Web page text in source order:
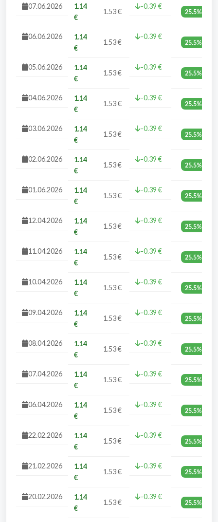
07.06.2026
1.14
€
1.53 €
-0.39 €
25.5%
06.06.2026
1.14
€
1.53 €
-0.39 €
25.5%
05.06.2026
1.14
€
1.53 €
-0.39 €
25.5%
04.06.2026
1.14
€
1.53 €
-0.39 €
25.5%
03.06.2026
1.14
€
1.53 €
-0.39 €
25.5%
02.06.2026
1.14
€
1.53 €
-0.39 €
25.5%
01.06.2026
1.14
€
1.53 €
-0.39 €
25.5%
12.04.2026
1.14
€
1.53 €
-0.39 €
25.5%
11.04.2026
1.14
€
1.53 €
-0.39 €
25.5%
10.04.2026
1.14
€
1.53 €
-0.39 €
25.5%
09.04.2026
1.14
€
1.53 €
-0.39 €
25.5%
08.04.2026
1.14
€
1.53 €
-0.39 €
25.5%
07.04.2026
1.14
€
1.53 €
-0.39 €
25.5%
06.04.2026
1.14
€
1.53 €
-0.39 €
25.5%
22.02.2026
1.14
€
1.53 €
-0.39 €
25.5%
21.02.2026
1.14
€
1.53 €
-0.39 €
25.5%
20.02.2026
1.14
€
1.53 €
-0.39 €
25.5%